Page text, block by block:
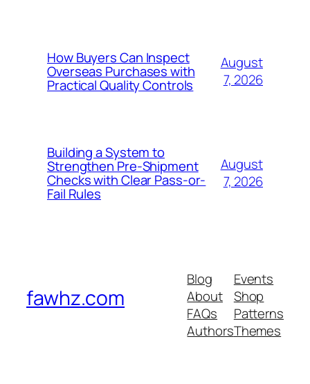
How Buyers Can Inspect
Overseas Purchases with
Practical Quality Controls
August
7, 2026
Building a System to
Strengthen Pre-Shipment
Checks with Clear Pass-or-
Fail Rules
August
7, 2026
fawhz.com
Blog
About
FAQs
Authors
Events
Shop
Patterns
Themes